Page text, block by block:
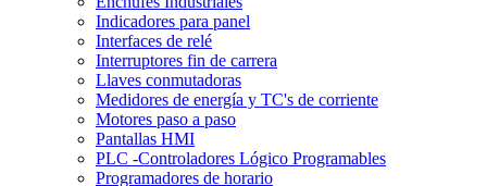
Indicadores para panel
Interfaces de relé
Interruptores fin de carrera
Llaves conmutadoras
Medidores de energía y TC's de corriente
Motores paso a paso
Pantallas HMI
PLC -Controladores Lógico Programables
Programadores de horario